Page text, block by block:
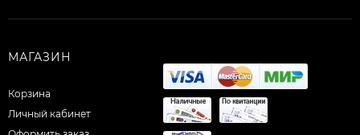
МАГАЗИН
Корзина
Личный кабинет